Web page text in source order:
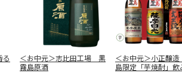
＜お中元＞志比田工場 黒
霧島原酒
＜お中元＞小正醸
島限定「芋焼酎」飲